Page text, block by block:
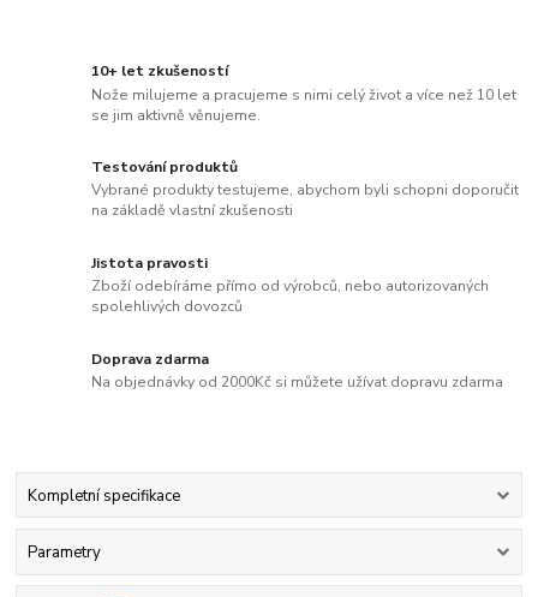
10+ let zkušeností
Nože milujeme a pracujeme s nimi celý život a více než 10 let
se jim aktivně věnujeme.
Testování produktů
Vybrané produkty testujeme, abychom byli schopni doporučit
na základě vlastní zkušenosti
Jistota pravosti
Zboží odebíráme přímo od výrobců, nebo autorizovaných
spolehlivých dovozců
Doprava zdarma
Na objednávky od 2000Kč si můžete užívat dopravu zdarma
Kompletní specifikace
Parametry